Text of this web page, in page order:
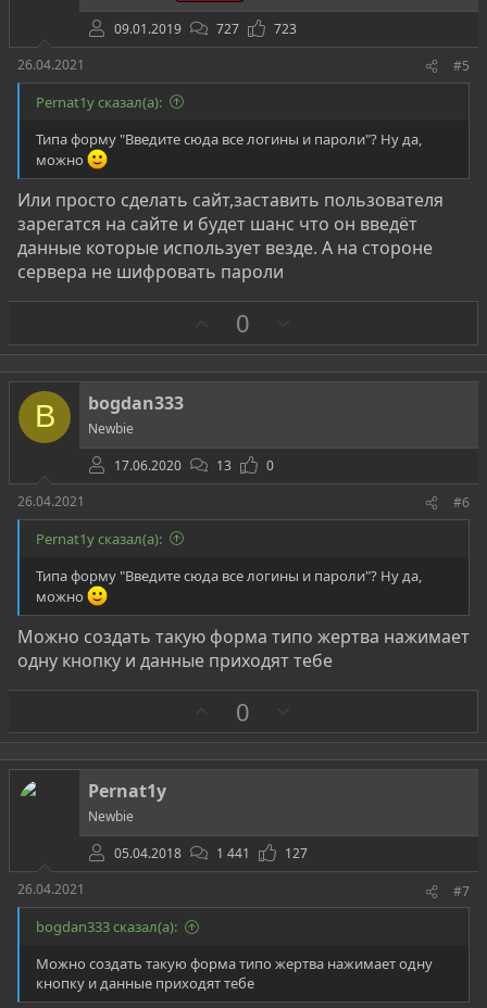
09.01.2019 727
723
26.04.2021
#5
Pernat1y сказал(а):
Типа форму "Введите сюда все логины и пароли"? Ну да,
можно
Или просто сделать сайт,заставить пользователя
зарегатся на сайте и будет шанс что он введёт
данные которые использует везде. А на стороне
сервера не шифровать пароли
а
0
р
о
в
B bogdan333
Newbie
17.06.2020
13
0
26.04.2021
#6
Pernat1y сказал(а):
Типа форму "Введите сюда все логины и пароли"? Ну да,
можно
Можно создать такую форма типо жертва нажимает
одну кнопку и данные приходят тебе
а
0
р
о
в
Pernat1y
Newbie
05.04.2018
1 441
127
26.04.2021
#7
bogdan333 сказал(а):
Можно создать такую форма типо жертва нажимает одну
кнопку и данные приходят тебе